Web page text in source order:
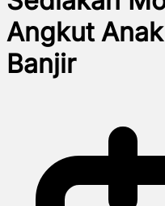
Angkut
Banjir